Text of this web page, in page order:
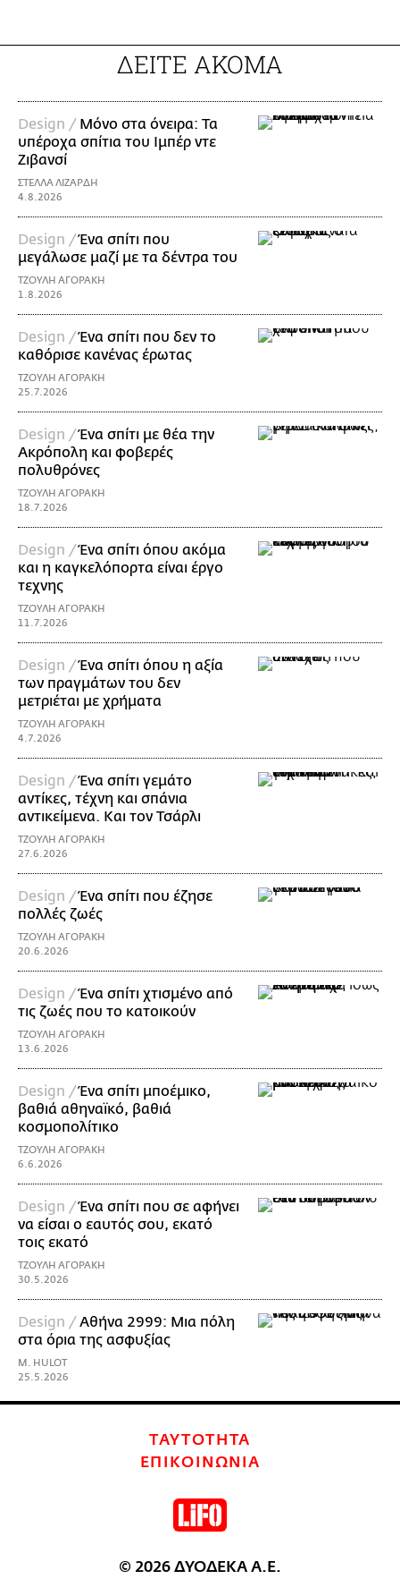
ΔΕΙΤΕ ΑΚΟΜΑ
Design / Μόνο στα όνειρα: Τα
υπέροχα σπίτια του Ιμπέρ ντε
Ζιβανσί
ΣΤΕΛΛΑ ΛΙΖΑΡΔΗ
4.8.2026
Design /Ένα σπίτι που
μεγάλωσε μαζί με τα δέντρα του
ΤΖΟΥΛΗ ΑΓΟΡΑΚΗ
1.8.2026
Design /Ένα σπίτι που δεν το
καθόρισε κανένας έρωτας
ΤΖΟΥΛΗ ΑΓΟΡΑΚΗ
25.7.2026
Design /Ένα σπίτι με θέα την
Ακρόπολη και φοβερές
πολυθρόνες
ΤΖΟΥΛΗ ΑΓΟΡΑΚΗ
18.7.2026
Design /Ένα σπίτι όπου ακόμα
και η καγκελόπορτα είναι έργο
τεχνης
ΤΖΟΥΛΗ ΑΓΟΡΑΚΗ
11.7.2026
Design /Ένα σπίτι όπου η αξία
των πραγμάτων του δεν
μετριέται με χρήματα
ΤΖΟΥΛΗ ΑΓΟΡΑΚΗ
4.7.2026
Design /Ένα σπίτι γεμάτο
αντίκες, τέχνη και σπάνια
αντικείμενα. Και τον Τσάρλι
ΤΖΟΥΛΗ ΑΓΟΡΑΚΗ
27.6.2026
Design /Ένα σπίτι που έζησε
πολλές ζωές
ΤΖΟΥΛΗ ΑΓΟΡΑΚΗ
20.6.2026
Design /Ένα σπίτι χτισμένο από
τις ζωές που το κατοικούν
ΤΖΟΥΛΗ ΑΓΟΡΑΚΗ
13.6.2026
Design /Ένα σπίτι μποέμικο,
βαθιά αθηναϊκό, βαθιά
κοσμοπολίτικο
ΤΖΟΥΛΗ ΑΓΟΡΑΚΗ
6.6.2026
Design /Ένα σπίτι που σε αφήνει
να είσαι ο εαυτός σου, εκατό
τοις εκατό
ΤΖΟΥΛΗ ΑΓΟΡΑΚΗ
30.5.2026
Design /Αθήνα 2999: Μια πόλη
στα όρια της ασφυξίας
M. HULOT
25.5.2026
ΤΑΥΤΟΤΗΤΑ
ΕΠΙΚΟΙΝΩΝΙΑ
© 2026 ΔΥΟΔΕΚΑ Α.Ε.